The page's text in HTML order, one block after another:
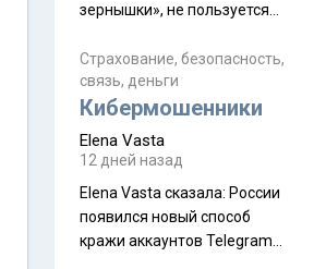
зернышки», не пользуется
заслужено, и чтобы попасть
на начало тропы показали
водителю карту, иначе
Пошли туда, потому что я
отзывов. По мне – сплошная
физуха, долгий спуск, потом
подъем по этому же пути.
Страхование, безопасность,
связь, деньги
Кибермошенники
Elena Vasta
12 дней назад
Elena Vasta сказалa: России
появился новый способ
кражи аккаунтов Telegram